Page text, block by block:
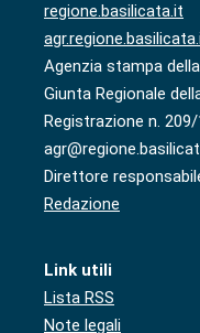
regione.basilicata.it
Agenzia stampa della
Giunta Regionale
Registrazione n.
Direttore
Redazione
Link utili
Lista RSS
Note legali